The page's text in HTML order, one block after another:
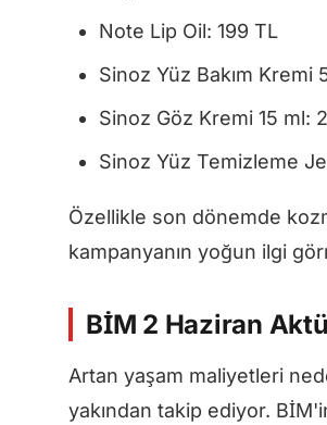
Note Lip Oil: 199 TL
Sinoz Yüz Bakım Kremi
Sinoz Göz Kremi 15 ml:
Sinoz Yüz Temizleme
Özellikle son dönemde
kampanyanın yoğun ilgi
BİM 2 Haziran
Artan yaşam maliyetleri
yakından takip ediyor.